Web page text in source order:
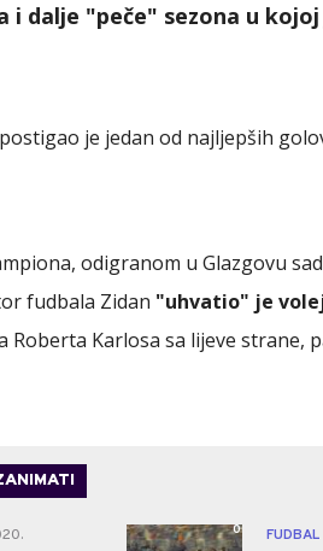
i dalje "peče" sezona u
postigao je jedan od najljepših
odigranom u Glazgovu
fudbala Zidan "uhvatio" je
Roberta Karlosa sa lijeve strane,
0 FUDBAL